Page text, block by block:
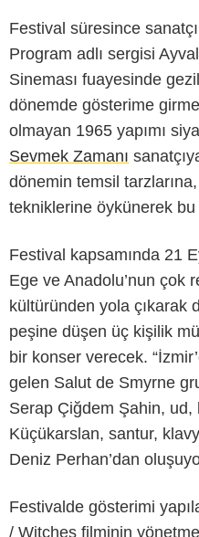
Festival süresince
Program adlı sergisi
Sineması fuayesinde
dönemde gösterime
olmayan 1965 yapımı
Sevmek Zamanı
dönemin temsil
tekniklerine öykünerek
Festival kapsamında 21
Ege ve Anadolu’nun çok
kültüründen yola çıkarak
peşine düşen üç kişilik
bir konser verecek.
gelen Salut de Smyrne
Serap Çiğdem Şahin,
Küçükarslan, santur,
Deniz Perhan’dan
Festivalde gösterimi
/ Witches filminin